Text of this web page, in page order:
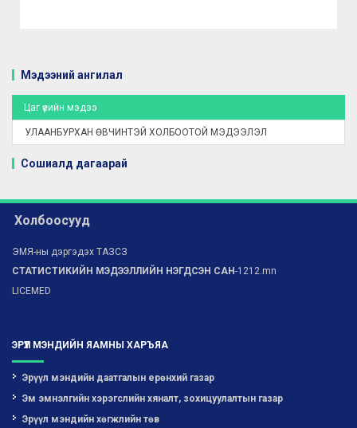
Мэдээний ангилал
Цаг үеийн мэдээ
УЛААНБУРХАН ӨВЧИНТЭЙ ХОЛБООТОЙ МЭДЭЭЛЭЛ
Сошиалд дагаарай
Холбоосууд
ЭМЯ-ны дэргэдэх ТАЗСЗ
СТАТИСТИКИЙН МЭДЭЭЛЛИЙН НЭГДСЭН САН-1212.mn
LICEMED
ЭРҮҮЛ МЭНДИЙН ЯАМНЫ ХАРЪЯА
Эрүүл мэндийн даатгалын ерөнхий газар
Эм эмнэлгийн хэрэгслийн хяналт, зохицуулалтын газар
Эрүүл мэндийн хөгжлийн төв